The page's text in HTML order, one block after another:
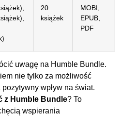
20
książek
MOBI,
EPUB,
PDF
uwagę na Humble Bundle.
nie tylko za możliwość
wpływ na świat.
z Humble Bundle? To
wspierania